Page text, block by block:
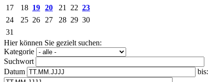
17
18 19 20 21 22 23
24
25 26 27 28 29 30
31
Hier können Sie gezielt suchen:
Kategorie
Suchwort
Datum
bis: